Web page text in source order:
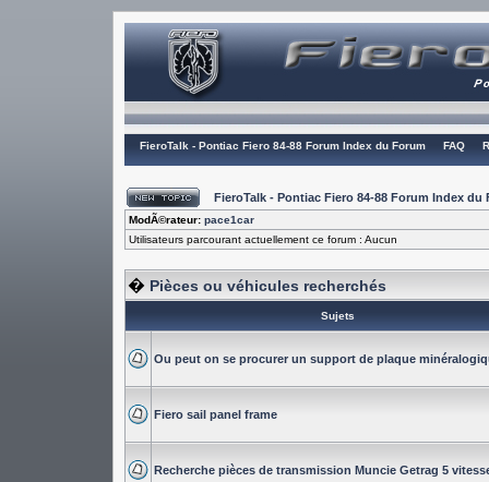
FieroTalk - Pontiac Fiero 84-88 Forum Index du Forum FAQ
FieroTalk - Pontiac Fiero 84-88 Forum Index du
ModÃ©rateur: pace1car
Utilisateurs parcourant actuellement ce forum : Aucun
� Pièces ou véhicules recherchés
Sujets
Ou peut on se procurer un support de plaque
Fiero sail panel frame
Recherche pièces de transmission Muncie Getrag 5